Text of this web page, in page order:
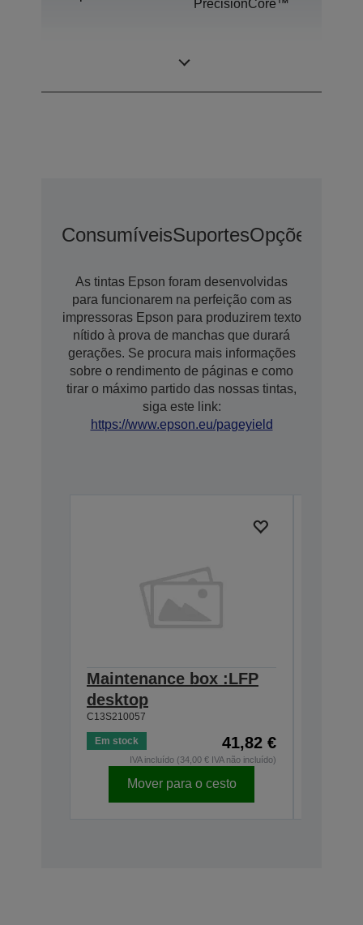
PrecisionCore™
ConsumíveisSuportesOpções
As tintas Epson foram desenvolvidas
para funcionarem na perfeição com as
impressoras Epson para produzirem texto
nítido à prova de manchas que durará
gerações. Se procura mais informações
sobre o rendimento de páginas e como
tirar o máximo partido das nossas tintas,
siga este link:
https://www.epson.eu/pageyield
Maintenance box :LFP
desktop
C13S210057
Em stock 41,82 €
IVA incluído (34,00 € IVA não incluído)
Mover para o cesto